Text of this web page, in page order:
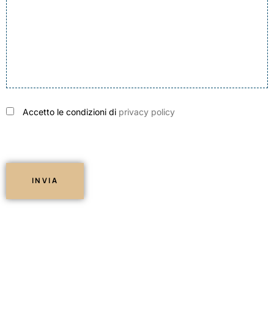
Accetto le condizioni di privacy policy
INVIA